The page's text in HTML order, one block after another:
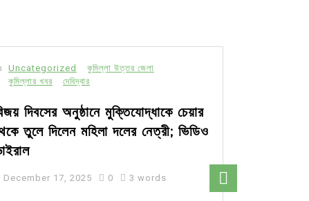
Uncategorized
কুমিল্লা উত্তর জেলা
কুমিল্লার খবর
দেবিদ্বার
দিবসের অনুষ্ঠানে মুক্তিযোদ্ধাকে চেয়ার
তুলে দিলেন মহিলা দলের নেত্রী; ভিডিও
December 17, 2025 0 3 words